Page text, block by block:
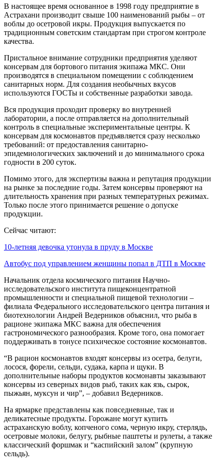
В настоящее время основанное в 1998 году предприятие в
Астрахани производит свыше 100 наименований рыбы – от
воблы до осетровой икры. Продукция выпускается по
традиционным советским стандартам при строгом контроле
качества.
Пристальное внимание сотрудники предприятия уделяют
консервам для бортового питания экипажа МКС. Они
производятся в специальном помещении с соблюдением
санитарных норм. Для создания необычных вкусов
используются ГОСТы и собственные разработки завода.
Вся продукция проходит проверку во внутренней
лаборатории, а после отправляется на дополнительный
контроль в специальные экспериментальные центры. К
консервам для космонавтов предъявляется сразу несколько
требований: от предоставления санитарно-
эпидемиологических заключений и до минимального срока
годности в 200 суток.
Помимо этого, для экспертизы важна и репутация продукции
на рынке за последние годы. Затем консервы проверяют на
длительность хранения при разных температурных режимах.
Только после этого принимается решение о допуске
продукции.
Сейчас читают:
10-летняя девочка утонула в пруду в Москве
Автобус под управлением женщины попал в ДТП в Москве
Начальник отдела космического питания Научно-
исследовательского института пищеконцентратной
промышленности и специальной пищевой технологии –
филиала Федерального исследовательского центра питания и
биотехнологии Андрей Ведерников объяснил, что рыба в
рационе экипажа МКС важна для обеспечения
гастрономического разнообразия. Кроме того, она помогает
поддерживать в тонусе психическое состояние космонавтов.
“В рацион космонавтов входят консервы из осетра, белуги,
лосося, форели, сельди, судака, карпа и щуки. В
дополнительные наборы продуктов космонавты заказывают
консервы из северных видов рыб, таких как язь, сырок,
пыжьян, муксун и чир”, – добавил Ведерников.
На ярмарке представлены как повседневные, так и
деликатесные продукты. Горожане могут купить
астраханскую воблу, копченого сома, черную икру, стерлядь,
осетровые молоки, белугу, рыбные паштеты и рулеты, а также
классический форшмак и “каспийский залом” (крупную
сельдь).